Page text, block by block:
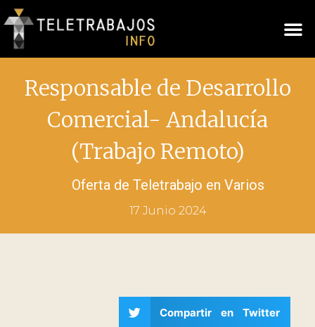
Responsable de Desarrollo
Comercial- Andalucía
(Trabajo Remoto)
Oferta de Teletrabajo en Varios
17 Junio 2024
Compartir en Twitter